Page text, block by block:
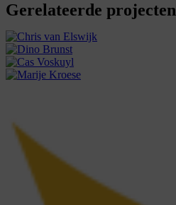
Gerelateerde projecten